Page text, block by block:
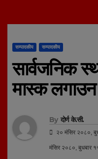
सम्पादकीय सम्पादकीय
सार्वजनिक
मास्क लगाउन
By दोर्ण के.सी.
२० मंसिर २०८०,
मंसिर २०८०, बुधबार